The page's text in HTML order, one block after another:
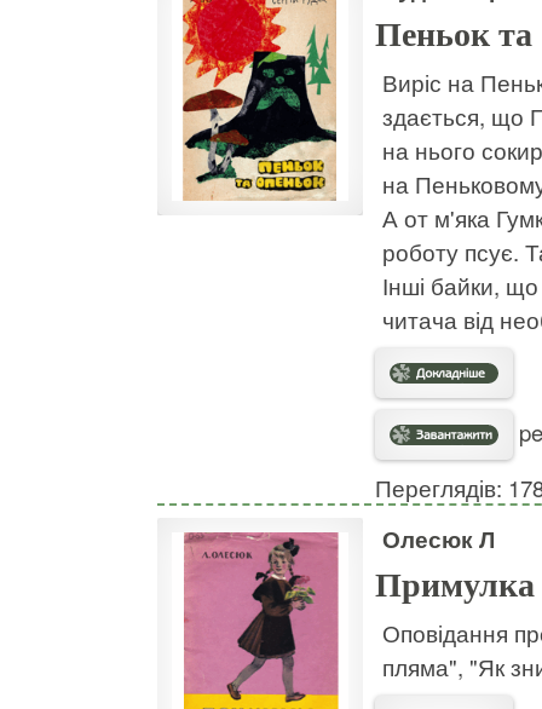
Пеньок та
Виріс на
здається, що
на нього
на
А от м'яка
роботу псує.
Інші байки,
читача від
Переглядів:
Олесюк Л
Примулка
Оповідання
пляма", "Як